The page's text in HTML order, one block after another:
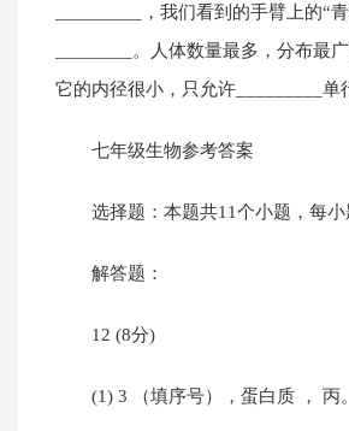
_________，我们看到的手臂上的“
________。人体数量最多，分布最
它的内径很小，只允许_________单
七年级生物参考答案
选择题：本题共11个小题，每小
解答题：
12 (8分)
(1) 3 （填序号），蛋白质 ， 丙。